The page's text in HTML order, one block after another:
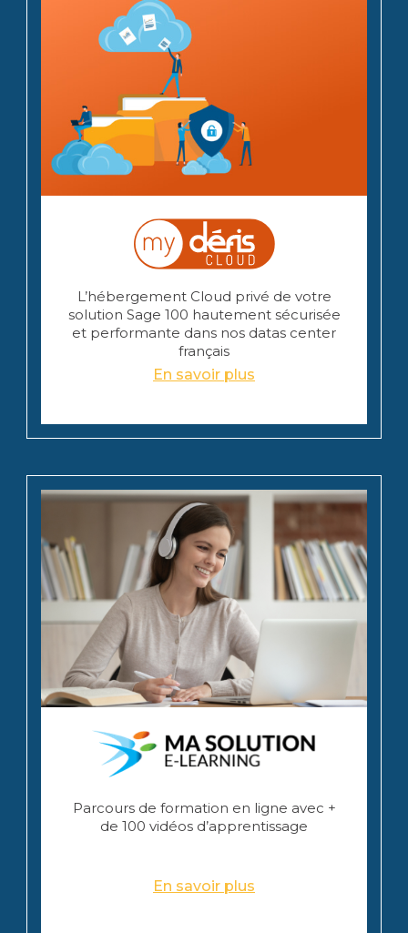
L’hébergement Cloud privé de votre
solution Sage 100 hautement sécurisée
et performante dans nos datas center
français
En savoir plus
Parcours de formation en ligne avec +
de 100 vidéos d’apprentissage
En savoir plus